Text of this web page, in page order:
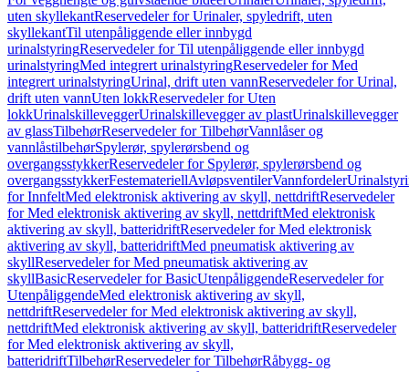
uten skyllekantReservedeler for Urinaler, spyledrift, uten
skyllekantTil utenpåliggende eller innbygd
urinalstyringReservedeler for Til utenpåliggende eller innbygd
urinalstyringMed integrert urinalstyringReservedeler for Med
integrert urinalstyringUrinal, drift uten vannReservedeler for Urinal,
drift uten vannUten lokkReservedeler for Uten
lokkUrinalskilleveggerUrinalskillevegger av plastUrinalskillevegger
av glassTilbehørReservedeler for TilbehørVannlåser og
vannlåstilbehørSpylerør, spylerørsbend og
overgangsstykkerReservedeler for Spylerør, spylerørsbend og
overgangsstykkerFestemateriellAvløpsventilerVannfordeler
for InnfeltMed elektronisk aktivering av skyll, nettdriftReservedeler
for Med elektronisk aktivering av skyll, nettdriftMed elektronisk
aktivering av skyll, batteridriftReservedeler for Med elektronisk
aktivering av skyll, batteridriftMed pneumatisk aktivering av
skyllReservedeler for Med pneumatisk aktivering av
skyllBasicReservedeler for BasicUtenpåliggendeReservedeler for
UtenpåliggendeMed elektronisk aktivering av skyll,
nettdriftReservedeler for Med elektronisk aktivering av skyll,
nettdriftMed elektronisk aktivering av skyll, batteridriftReservedeler
for Med elektronisk aktivering av skyll,
batteridriftTilbehørReservedeler for TilbehørRåbygg- og